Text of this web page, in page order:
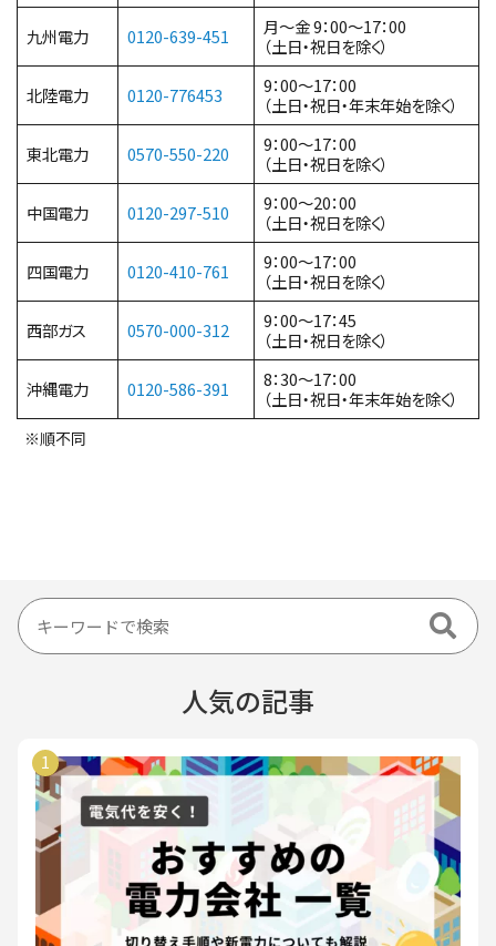
九州電力 0120-639-451
月〜金 9：00～17：00
（土日・祝日を除く）
北陸電力 0120-776453
9：00～17：00
（土日・祝日・年末年始を除く）
東北電力 0570-550-220
9：00～17：00
（土日・祝日を除く）
中国電力 0120-297-510
9：00～20：00
（土日・祝日を除く）
四国電力 0120-410-761
9：00～17：00
（土日・祝日を除く）
西部ガス 0570-000-312
9：00～17：45
（土日・祝日を除く）
沖縄電力 0120-586-391
8：30～17：00
（土日・祝日・年末年始を除く）
※順不同
人気の記事